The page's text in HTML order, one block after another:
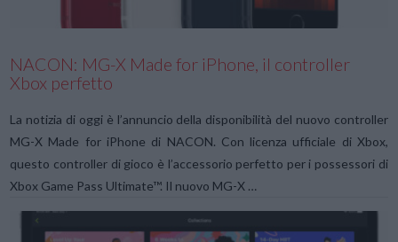
NACON: MG-X Made for iPhone, il controller
Xbox perfetto
La notizia di oggi è l’annuncio della disponibilità del nuovo controller
MG-X Made for iPhone di NACON. Con licenza ufficiale di Xbox,
questo controller di gioco è l’accessorio perfetto per i possessori di
Xbox Game Pass Ultimate™. Il nuovo MG-X …